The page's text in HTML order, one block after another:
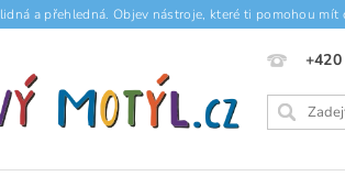
a přehledná. Objev nástroje, které ti pomohou